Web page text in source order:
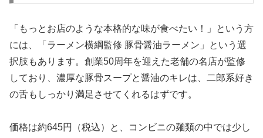
「もっとお店のような本格的な味が食べたい！」という方
には、「ラーメン横綱監修 豚骨醤油ラーメン」という選
択肢もあります。創業50周年を迎えた老舗の名店が監修
しており、濃厚な豚骨スープと醤油のキレは、二郎系好き
の舌もしっかり満足させてくれるはずです。
価格は約645円（税込）と、コンビニの麺類の中では少し